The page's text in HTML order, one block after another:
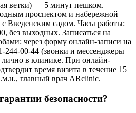
ветки) — 5 минут пешком.
проспектом и набережной
Введенским садом. Часы работы:
без выходных. Записаться на
через форму онлайн-записи на
244-00-44 (звонки и мессенджеры
лично в клинике. При онлайн-
время визита в течение 15
главный врач ARclinic.
безопасности?